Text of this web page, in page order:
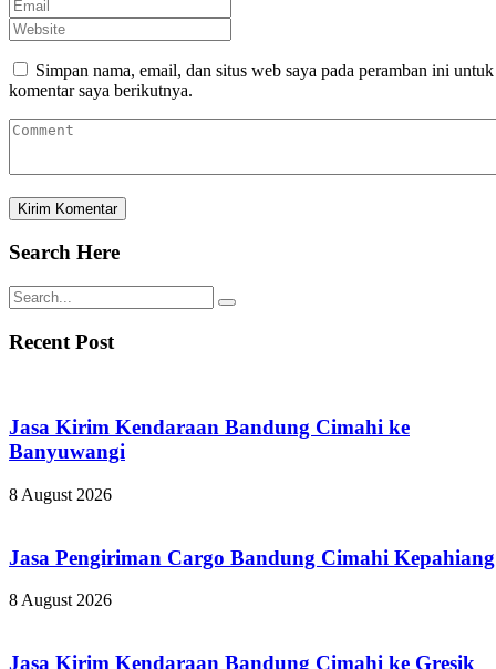
Simpan nama, email, dan situs web saya pada peramban ini untuk
komentar saya berikutnya.
Search Here
Recent Post
Jasa Kirim Kendaraan Bandung Cimahi ke
Banyuwangi
8 August 2026
Jasa Pengiriman Cargo Bandung Cimahi Kepahiang
8 August 2026
Jasa Kirim Kendaraan Bandung Cimahi ke Gresik